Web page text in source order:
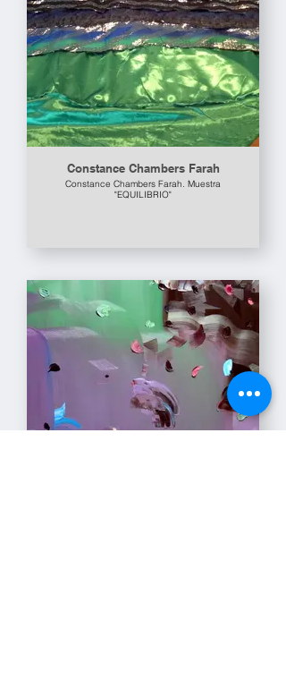
Constance Chambers Farah
Constance Chambers Farah. Muestra
"EQUILIBRIO"